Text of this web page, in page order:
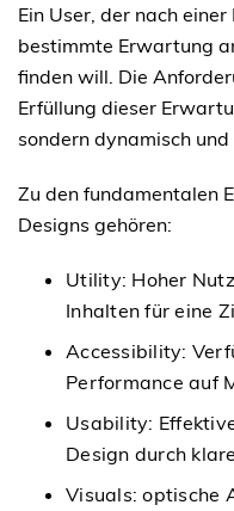
Ein User, der nach
bestimmte Erwartung
finden will. Die
Erfüllung dieser
sondern dynamisch und
Zu den fundamentalen
Designs gehören:
Utility: Hoher
Inhalten für eine
Accessibility:
Performance auf
Usability:
Design durch
Visuals: optische